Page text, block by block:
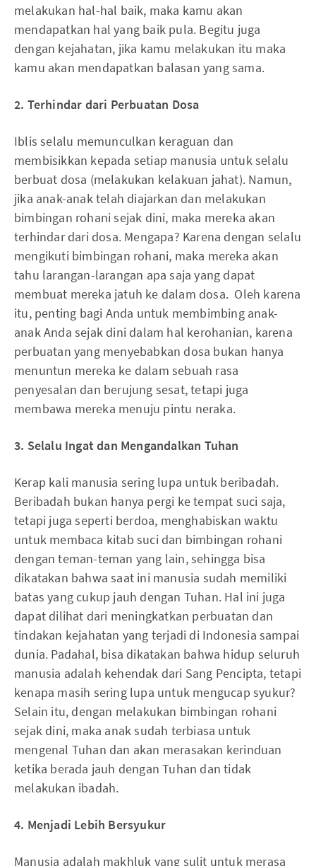
melakukan hal-hal baik, maka kamu akan
mendapatkan hal yang baik pula. Begitu juga
dengan kejahatan, jika kamu melakukan itu maka
kamu akan mendapatkan balasan yang sama.
2. Terhindar dari Perbuatan Dosa
Iblis selalu memunculkan keraguan dan
membisikkan kepada setiap manusia untuk selalu
berbuat dosa (melakukan kelakuan jahat). Namun,
jika anak-anak telah diajarkan dan melakukan
bimbingan rohani sejak dini, maka mereka akan
terhindar dari dosa. Mengapa? Karena dengan selalu
mengikuti bimbingan rohani, maka mereka akan
tahu larangan-larangan apa saja yang dapat
membuat mereka jatuh ke dalam dosa. Oleh karena
itu, penting bagi Anda untuk membimbing anak-
anak Anda sejak dini dalam hal kerohanian, karena
perbuatan yang menyebabkan dosa bukan hanya
menuntun mereka ke dalam sebuah rasa
penyesalan dan berujung sesat, tetapi juga
membawa mereka menuju pintu neraka.
3. Selalu Ingat dan Mengandalkan Tuhan
Kerap kali manusia sering lupa untuk beribadah.
Beribadah bukan hanya pergi ke tempat suci saja,
tetapi juga seperti berdoa, menghabiskan waktu
untuk membaca kitab suci dan bimbingan rohani
dengan teman-teman yang lain, sehingga bisa
dikatakan bahwa saat ini manusia sudah memiliki
batas yang cukup jauh dengan Tuhan. Hal ini juga
dapat dilihat dari meningkatkan perbuatan dan
tindakan kejahatan yang terjadi di Indonesia sampai
dunia. Padahal, bisa dikatakan bahwa hidup seluruh
manusia adalah kehendak dari Sang Pencipta, tetapi
kenapa masih sering lupa untuk mengucap syukur?
Selain itu, dengan melakukan bimbingan rohani
sejak dini, maka anak sudah terbiasa untuk
mengenal Tuhan dan akan merasakan kerinduan
ketika berada jauh dengan Tuhan dan tidak
melakukan ibadah.
4. Menjadi Lebih Bersyukur
Manusia adalah makhluk yang sulit untuk merasa